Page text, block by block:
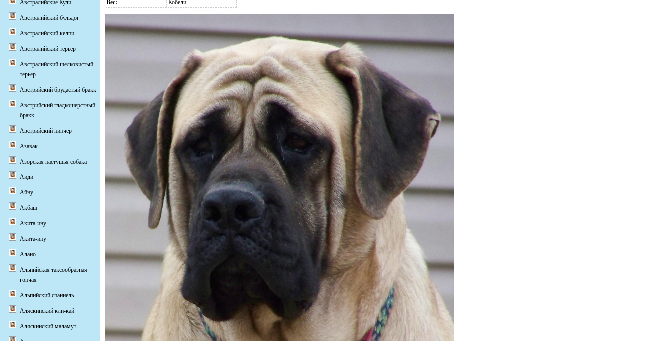
Вес:
Кобели
Австралийские Кули
Австралийский бульдог
Австралийский келпи
Австралийский терьер
Австралийский шелковистый
терьер
Австрийский брудастый бракк
Австрийский гладкошерстный
бракк
Австрийский пинчер
Азавак
Азорская пастушья собака
Аиди
Айну
Акбаш
Акита-ину
Акита-ину
Алано
Альпийская таксообразная
гончая
Альпийский спаниель
Аляскинский кли-кай
Аляскинский маламут